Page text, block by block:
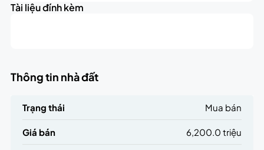
Tài liệu đính kèm
Thông tin nhà đất
Trạng thái Mua bán
Giá bán 6,200.0 triệu